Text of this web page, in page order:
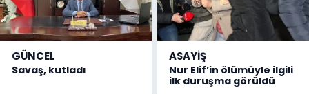
GÜNCEL
Savaş, kutladı
ASAYİŞ
Nur Elif’in ölümüyle ilgili
ilk duruşma görüldü